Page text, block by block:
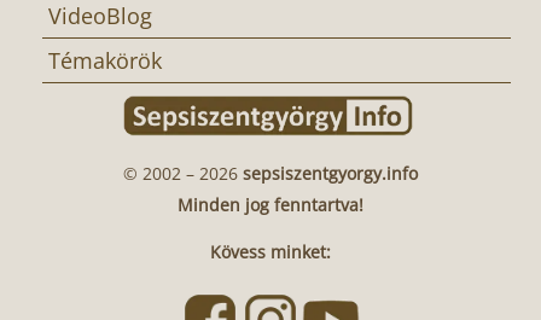
VideoBlog
Témakörök
© 2002 – 2026 sepsiszentgyorgy.info
Minden jog fenntartva!
Kövess minket: